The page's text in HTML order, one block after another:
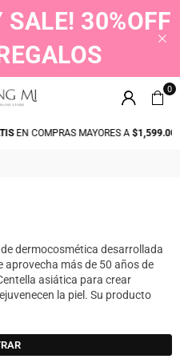
SALE! 30%OFF
0
COMPRAS MAYORES A$1,599.00
dermocosmética desarrollada
más de 50 años de
asiática para crear
la piel. Su producto